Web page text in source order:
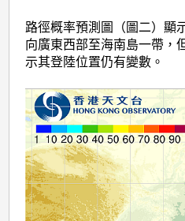
路徑概率預測圖（圖二）顯
向廣東西部至海南島一帶，
示其登陸位置仍有變數。